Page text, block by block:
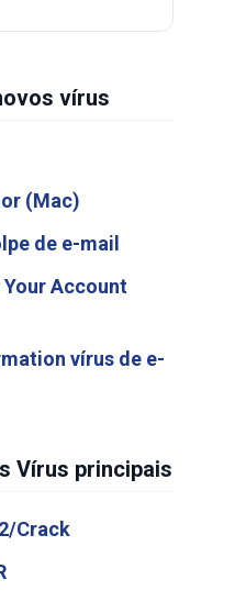
vírus
(Mac)
de e-mail
Your Account
vírus de e-
Vírus principais
Crack